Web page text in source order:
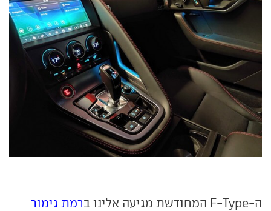
ה-F-Type המחודשת מגיעה אלינו ב
רמת גימור